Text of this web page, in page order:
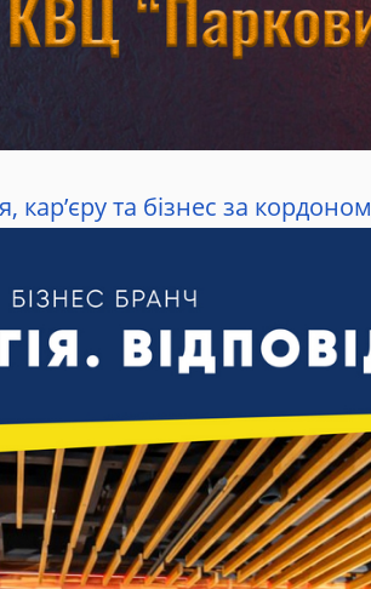
кар’єру та бізнес за кордоном